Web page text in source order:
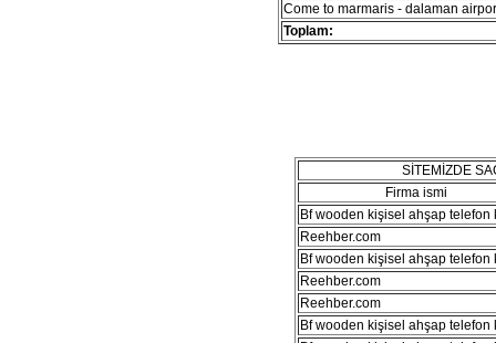
Come to marmaris - dalaman
Toplam:
SİTEMİZDE
Firma ismi
Bf wooden kişisel ahşap telefon
Reehber.com
Bf wooden kişisel ahşap telefon
Reehber.com
Reehber.com
Bf wooden kişisel ahşap telefon